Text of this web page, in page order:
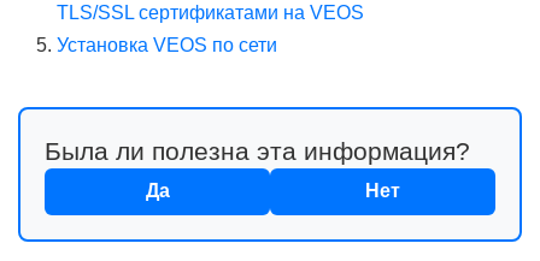
TLS/SSL сертификатами на VEOS
Установка VEOS по сети
Была ли полезна эта информация?
Да Нет